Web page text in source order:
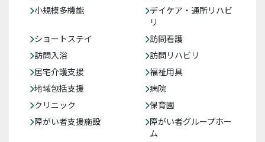
小規模多機能
デイケア・通所リハビ
リ
ショートステイ
訪問看護
訪問入浴
訪問リハビリ
居宅介護支援
福祉用具
地域包括支援
病院
クリニック
保育園
障がい者支援施設
障がい者グループホー
ム